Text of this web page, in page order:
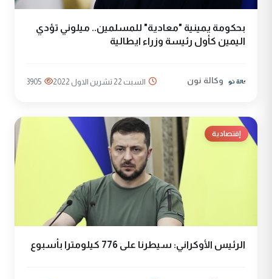
بحكومة يمينية "معادية" للمسلمين.. ميلوني تؤدي
اليمين كأول رئيسة وزراء ايطالية
وكالة نون السبت 22 تشرين الاول 2022 3905
إقتصادية
الرئيس الأوكراني: سيطرنا على 776 كيلومترا بأسبوع